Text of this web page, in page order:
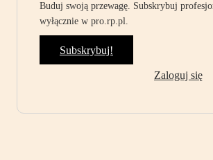
Buduj swoją przewagę. Subskrybuj
wyłącznie w pro.rp.pl.
Subskrybuj!
Zaloguj się